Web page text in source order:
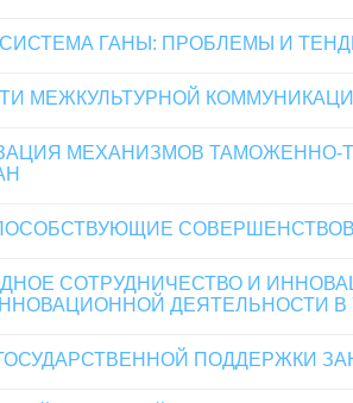
ГАНЫ: ПРОБЛЕМЫ И
МЕЖКУЛЬТУРНОЙ
МЕХАНИЗМОВ ТАМОЖЕННО-
СОТРУДНИЧЕСТВО И
ДЕЯТЕЛЬНОСТИ В
ПОДДЕРЖКИ